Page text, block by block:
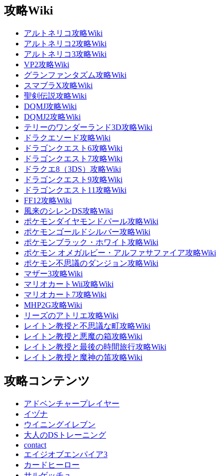
攻略Wiki
アルトネリコ攻略Wiki
アルトネリコ2攻略Wiki
アルトネリコ3攻略Wiki
VP2攻略Wiki
グランファンタズム攻略Wiki
スマブラX攻略Wiki
聖剣伝説攻略Wiki
DQMJ攻略Wiki
DQMJ2攻略Wiki
テリーのワンダーランド3D攻略Wiki
ドラクエソード攻略Wiki
ドラゴンクエスト6攻略Wiki
ドラゴンクエスト7攻略Wiki
ドラクエ8（3DS）攻略Wiki
ドラゴンクエスト9攻略Wiki
ドラゴンクエスト11攻略Wiki
FF12攻略Wiki
風来のシレンDS攻略Wiki
ポケモンダイヤモンドパール攻略Wiki
ポケモンゴールドシルバー攻略Wiki
ポケモンブラック・ホワイト攻略Wiki
ポケモン オメガルビー・アルファサファイア攻略Wiki
ポケモン不思議のダンジョン攻略Wiki
マザー3攻略Wiki
マリオカートWii攻略Wiki
マリオカート7攻略Wiki
MHP2G攻略Wiki
リーズのアトリエ攻略Wiki
レイトン教授と不思議な町攻略Wiki
レイトン教授と悪魔の箱攻略Wiki
レイトン教授と最後の時間旅行攻略Wiki
レイトン教授と魔神の笛攻略Wiki
攻略コンテンツ
アドベンチャープレイヤー
イヅナ
ウイニングイレブン
大人のDSトレーニング
contact
エイジオブエンパイア3
カードヒーロー